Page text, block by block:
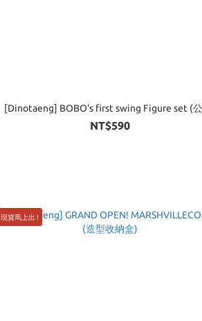
[Dinotaeng] BOBO's first swing Figure set (
NT$590
現貨馬上出 !